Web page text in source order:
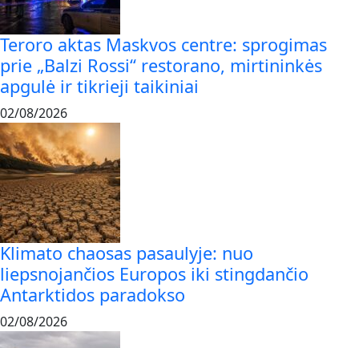
Teroro aktas Maskvos centre: sprogimas
prie „Balzi Rossi“ restorano, mirtininkės
apgulė ir tikrieji taikiniai
02/08/2026
Klimato chaosas pasaulyje: nuo
liepsnojančios Europos iki stingdančio
Antarktidos paradokso
02/08/2026